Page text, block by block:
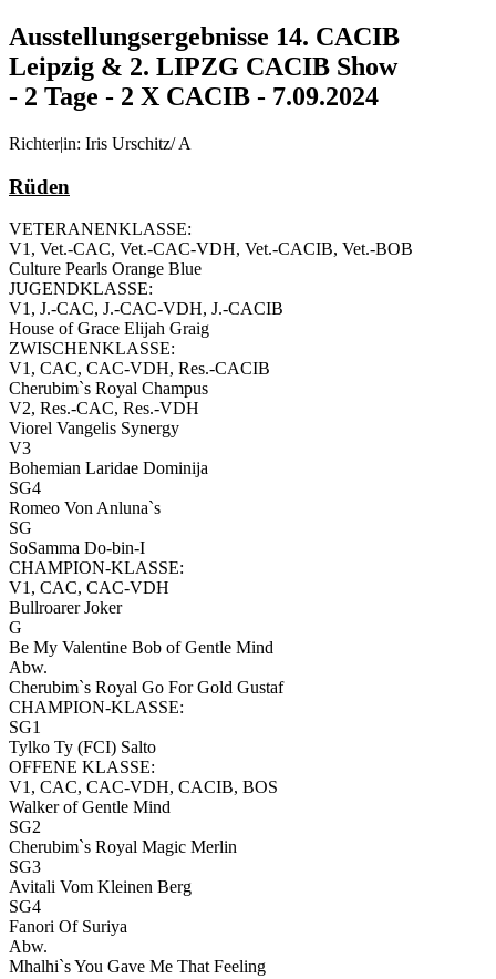
Ausstellungsergebnisse 14. CACIB
Leipzig & 2. LIPZG CACIB Show
- 2 Tage - 2 X CACIB - 7.09.2024
Richter|in: Iris Urschitz/ A
Rüden
VETERANENKLASSE:
V1, Vet.-CAC, Vet.-CAC-VDH, Vet.-CACIB, Vet.-BOB
Culture Pearls Orange Blue
JUGENDKLASSE:
V1, J.-CAC, J.-CAC-VDH, J.-CACIB
House of Grace Elijah Graig
ZWISCHENKLASSE:
V1, CAC, CAC-VDH, Res.-CACIB
Cherubim`s Royal Champus
V2, Res.-CAC, Res.-VDH
Viorel Vangelis Synergy
V3
Bohemian Laridae Dominija
SG4
Romeo Von Anluna`s
SG
SoSamma Do-bin-I
CHAMPION-KLASSE:
V1, CAC, CAC-VDH
Bullroarer Joker
G
Be My Valentine Bob of Gentle Mind
Abw.
Cherubim`s Royal Go For Gold Gustaf
CHAMPION-KLASSE:
SG1
Tylko Ty (FCI) Salto
OFFENE KLASSE:
V1, CAC, CAC-VDH, CACIB, BOS
Walker of Gentle Mind
SG2
Cherubim`s Royal Magic Merlin
SG3
Avitali Vom Kleinen Berg
SG4
Fanori Of Suriya
Abw.
Mhalhi`s You Gave Me That Feeling